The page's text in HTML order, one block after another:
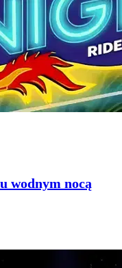
wodnym nocą